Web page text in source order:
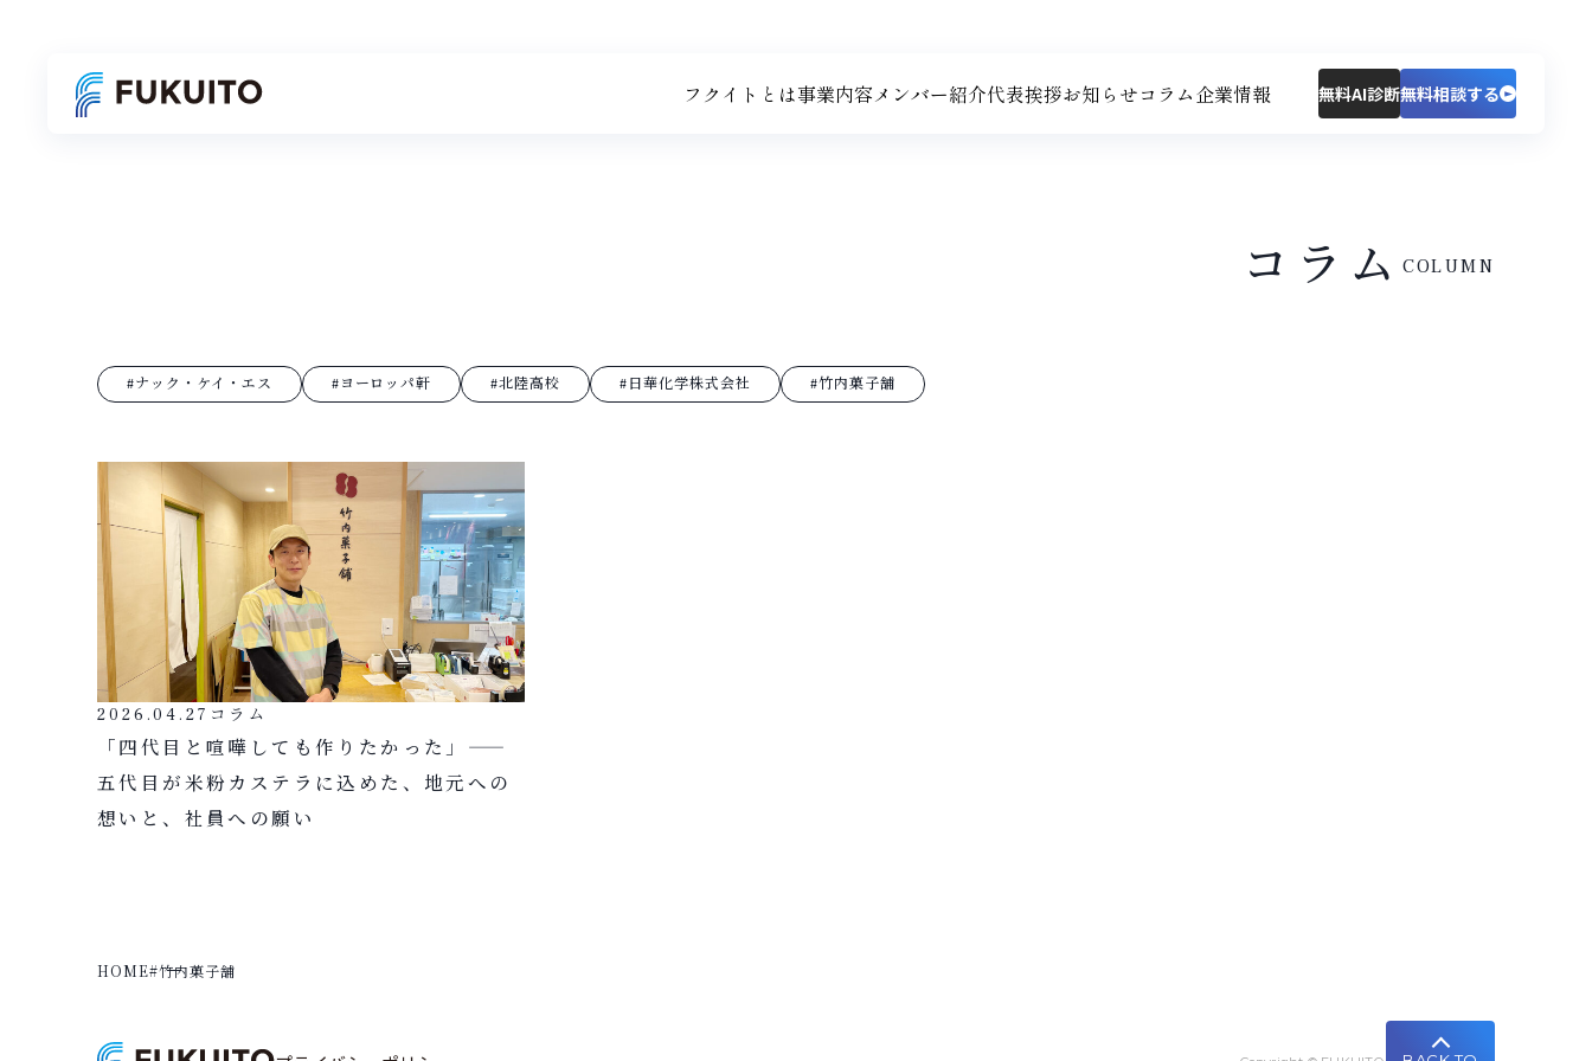
フクイトとは事業内容メンバー紹介代表挨拶お知らせコラム企業情報 無料AI診断無料相談する
COLUMN
コラム
#ナック・ケイ・エス #ヨーロッパ軒 #北陸高校 #日華化学株式会社 #竹内菓子舗
2026.04.27 コラム
「四代目と喧嘩しても作りたかった」——
五代目が米粉カステラに込めた、地元への
想いと、社員への願い
HOME#竹内菓子舗